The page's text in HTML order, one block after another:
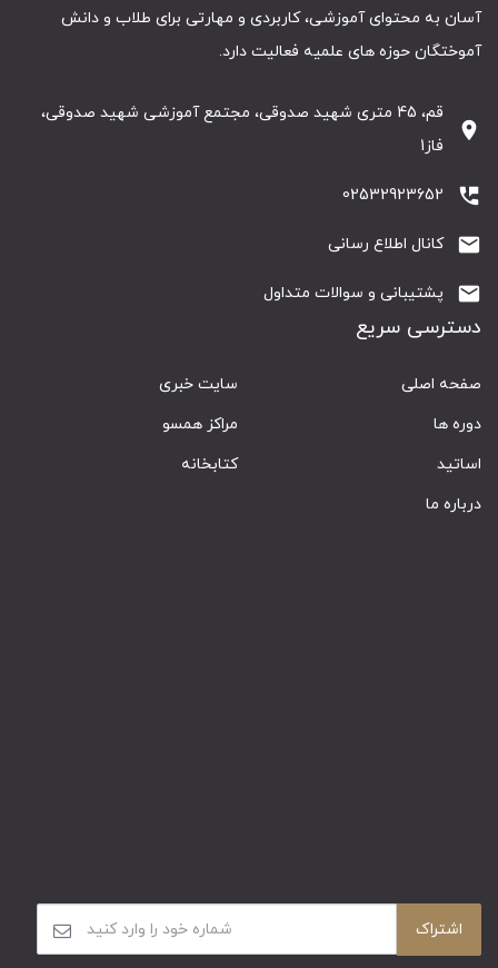
آسان به محتوای آموزشی، کاربردی و مهارتی برای طلاب و دانش
آموختگان حوزه های علمیه فعالیت دارد.
location_on
قم، 45 متری شهید صدوقی، مجتمع آموزشی شهید صدوقی،
فاز1
perm_phone_msg
02532923652
email کانال اطلاع رسانی
email پشتیبانی و سوالات متداول
دسترسی سریع
صفحه اصلی
سایت خبری
دوره ها
مراکز همسو
اساتید
کتابخانه
درباره ما